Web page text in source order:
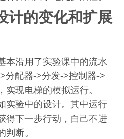
计的变化和扩展
本沿用了实验课中的流水
分配器->分发->控制器->
现电梯的模拟运行。
实验中的设计。其中运行
得下一步行动，自己不进
断。